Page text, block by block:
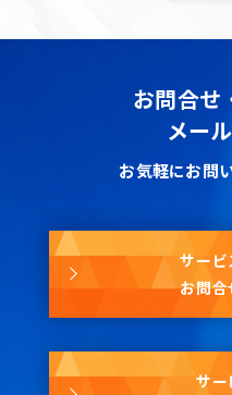
お問合せ
メー
お気軽にお問
サー
お問合
サ